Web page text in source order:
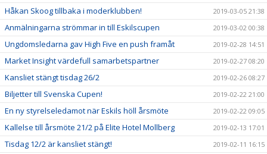
Håkan Skoog tillbaka i moderklubben! 2019-03-05 21:38
Anmälningarna strömmar in till Eskilscupen 2019-03-02 00:38
Ungdomsledarna gav High Five en push framåt 2019-02-28 14:51
Market Insight värdefull samarbetspartner 2019-02-27 08:20
Kansliet stängt tisdag 26/2 2019-02-26 08:27
Biljetter till Svenska Cupen! 2019-02-22 21:00
En ny styrelseledamot när Eskils höll årsmöte 2019-02-22 09:05
Kallelse till årsmöte 21/2 på Elite Hotel Mollberg 2019-02-13 17:01
Tisdag 12/2 är kansliet stängt! 2019-02-11 16:15